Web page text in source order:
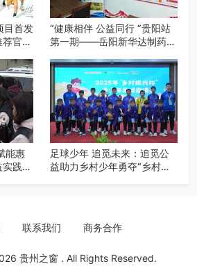
目首发
荐官”
“健康相伴 公益同行 ”贵阳站
第一期——岳阳新华达制药贵
能惠
践绘
足球少年 追觅未来：追觅公
益助力乡村少年勇夺“乡村振
联系我们 商务合作
贵州之窗 . All Rights Reserved.